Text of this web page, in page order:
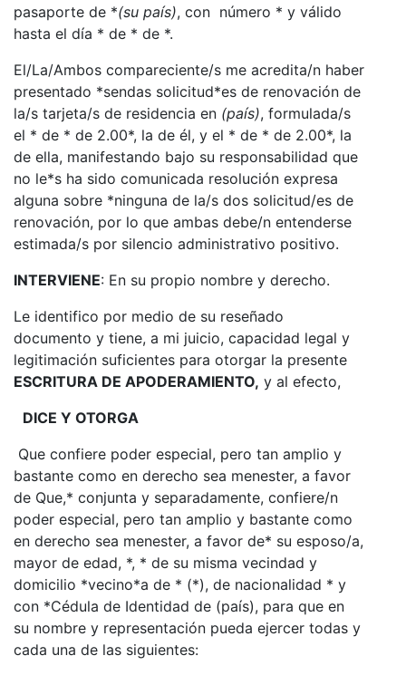
pasaporte de *(su país), con número * y válido
hasta el día * de * de *.
El/La/Ambos compareciente/s me acredita/n haber
presentado *sendas solicitud*es de renovación de
la/s tarjeta/s de residencia en (país), formulada/s
el * de * de 2.00*, la de él, y el * de * de 2.00*, la
de ella, manifestando bajo su responsabilidad que
no le*s ha sido comunicada resolución expresa
alguna sobre *ninguna de la/s dos solicitud/es de
renovación, por lo que ambas debe/n entenderse
estimada/s por silencio administrativo positivo.
INTERVIENE: En su propio nombre y derecho.
Le identifico por medio de su reseñado
documento y tiene, a mi juicio, capacidad legal y
legitimación suficientes para otorgar la presente
ESCRITURA DE APODERAMIENTO, y al efecto,
DICE Y OTORGA
Que confiere poder especial, pero tan amplio y
bastante como en derecho sea menester, a favor
de Que,* conjunta y separadamente, confiere/n
poder especial, pero tan amplio y bastante como
en derecho sea menester, a favor de* su esposo/a,
mayor de edad, *, * de su misma vecindad y
domicilio *vecino*a de * (*), de nacionalidad * y
con *Cédula de Identidad de (país), para que en
su nombre y representación pueda ejercer todas y
cada una de las siguientes: